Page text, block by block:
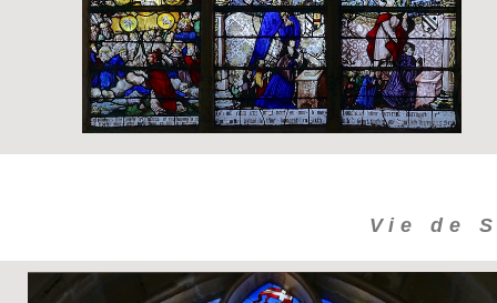
Vie de